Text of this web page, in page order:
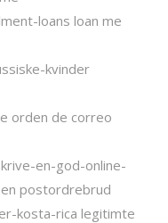
loans loan me
kvinder
orden de correo
en-god-online-
postordrebrud
kosta-rica legitimte